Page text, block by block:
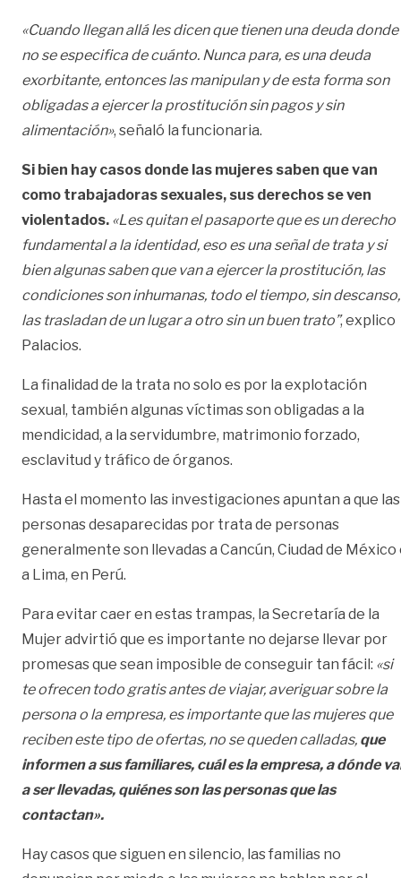
«Cuando llegan allá les dicen que tienen una deuda donde
no se especifica de cuánto. Nunca para, es una deuda
exorbitante, entonces las manipulan y de esta forma son
obligadas a ejercer la prostitución sin pagos y sin
alimentación», señaló la funcionaria.
Si bien hay casos donde las mujeres saben que van
como trabajadoras sexuales, sus derechos se ven
violentados. «Les quitan el pasaporte que es un derecho
fundamental a la identidad, eso es una señal de trata y si
bien algunas saben que van a ejercer la prostitución, las
condiciones son inhumanas, todo el tiempo, sin descanso,
las trasladan de un lugar a otro sin un buen trato”, explico
Palacios.
La finalidad de la trata no solo es por la explotación
sexual, también algunas víctimas son obligadas a la
mendicidad, a la servidumbre, matrimonio forzado,
esclavitud y tráfico de órganos.
Hasta el momento las investigaciones apuntan a que las
personas desaparecidas por trata de personas
generalmente son llevadas a Cancún, Ciudad de México
a Lima, en Perú.
Para evitar caer en estas trampas, la Secretaría de la
Mujer advirtió que es importante no dejarse llevar por
promesas que sean imposible de conseguir tan fácil: «si
te ofrecen todo gratis antes de viajar, averiguar sobre la
persona o la empresa, es importante que las mujeres que
reciben este tipo de ofertas, no se queden calladas, que
informen a sus familiares, cuál es la empresa, a dónde
a ser llevadas, quiénes son las personas que las
contactan».
Hay casos que siguen en silencio, las familias no